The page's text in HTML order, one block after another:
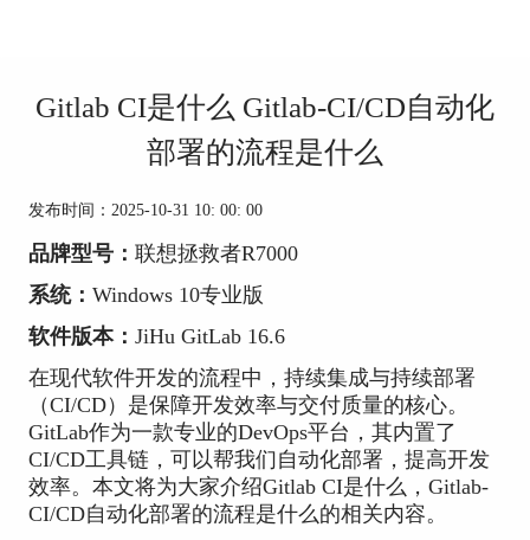
Gitlab CI是什么 Gitlab-CI/CD自动化
部署的流程是什么
发布时间：2025-10-31 10: 00: 00
品牌型号： 联想拯救者R7000
系统： Windows 10专业版
软件版本： JiHu GitLab 16.6
在现代软件开发的流程中，持续集成与持续部署
（CI/CD）是保障开发效率与交付质量的核心。
GitLab作为一款专业的DevOps平台，其内置了
CI/CD工具链，可以帮我们自动化部署，提高开发
效率。本文将为大家介绍Gitlab CI是什么，Gitlab-
CI/CD自动化部署的流程是什么的相关内容。